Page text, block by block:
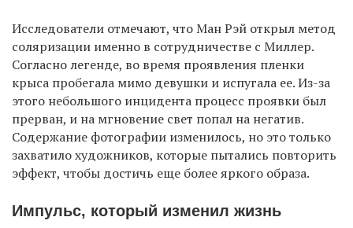
Исследователи отмечают, что Ман Рэй открыл метод
соляризации именно в сотрудничестве с Миллер.
Согласно легенде, во время проявления пленки
крыса пробегала мимо девушки и испугала ее. Из-за
этого небольшого инцидента процесс проявки был
прерван, и на мгновение свет попал на негатив.
Содержание фотографии изменилось, но это только
захватило художников, которые пытались повторить
эффект, чтобы достичь еще более яркого образа.
Импульс, который изменил жизнь